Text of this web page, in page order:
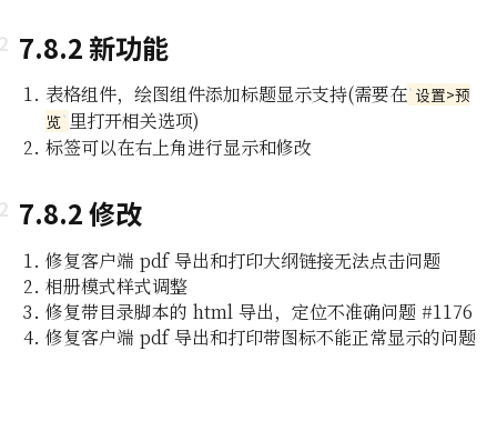
7.8.2 新功能
表格组件，绘图组件添加标题显示支持(需要在 设置>预
览 里打开相关选项)
标签可以在右上角进行显示和修改
7.8.2 修改
修复客户端 pdf 导出和打印大纲链接无法点击问题
相册模式样式调整
修复带目录脚本的 html 导出，定位不准确问题 #1176
修复客户端 pdf 导出和打印带图标不能正常显示的问题
白